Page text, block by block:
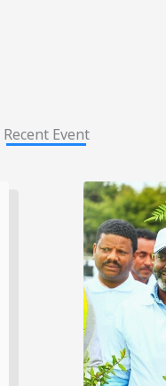
Recent Event